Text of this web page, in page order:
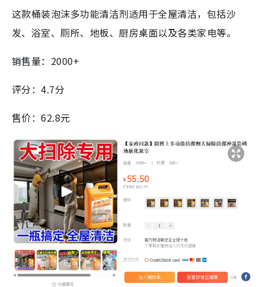
这款桶装泡沫多功能清洁剂适用于全屋清洁，包括沙
发、浴室、厕所、地板、厨房桌面以及各类家电等。
销售量：2000+
评分：4.7分
售价：62.8元